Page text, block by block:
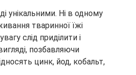
унікальними. Ні в одному
тваринної їжі
слід приділити і
позбавляючи
цинк, йод, кобальт,